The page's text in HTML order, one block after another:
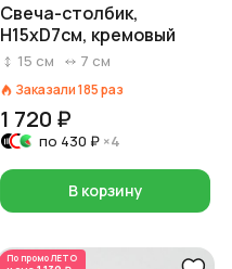
Свеча-столбик,
H15xD7см, кремовый
15 см 7 см
Заказали185раз
1 720 ₽
по 430 ₽ ×4
В корзину
По промоЛЕТО